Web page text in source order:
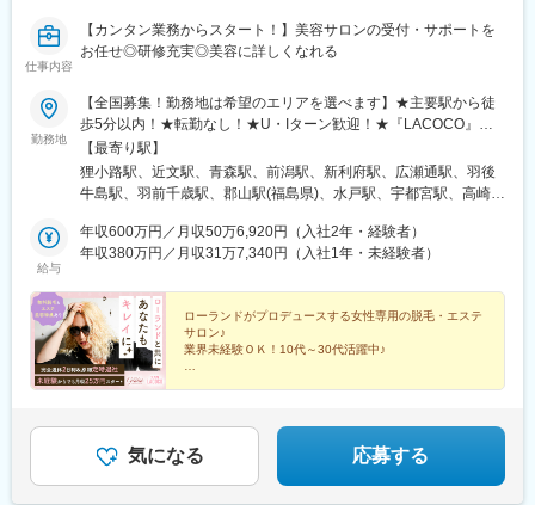
県)、新宿駅、有楽町駅、都電雑司ケ谷駅、立川南駅、新高島駅、
高津駅(神奈川県)、国際会議場前駅、日吉町駅、名古屋駅、天王寺
高速)、西川緑道公園駅、胡町駅、長者ケ平駅、天神南駅、祇園駅
(福岡県)、旦過駅、佐世保駅、都通駅
仕事内容
【カンタン業務からスタート！】美容サロンの受付・サポートを
お任せ◎研修充実◎美容に詳しくなれる
勤務地
【全国募集！勤務地は希望のエリアを選べます】★主要駅から徒
歩5分以内！★転勤なし！★U・Iターン歓迎！★『LACOCO』
『銀座グラティア』で活躍！★自動車通勤可〈エリア〉■北海道・
東北エリア北海道／青森県／岩手県／宮城県／秋田県／山形県／
福島県■関東エリア東京都／神奈川県／千葉県／埼玉県／群馬県／
梨県／岐阜県／静岡県／愛知県■近畿エリア大阪府／京都府／滋賀
県／兵庫県／奈良県■中国・四国エリア島根県／鳥取県／岡山県／
県／長崎県／大分県／熊本県／宮崎県／鹿児島県／沖縄県《全国
で勤務OK》▼店舗の詳細はHPをご確認ください▼https://la-
coco.com/salon/
【最寄り駅】
狸小路駅、近文駅、青森駅、前潟駅、新利府駅、広瀬通駅、羽後
牛島駅、羽前千歳駅、郡山駅(福島県)、水戸駅、宇都宮駅、高崎
ケ谷駅、葭川公園駅、柏駅、君津駅、渋谷駅、新宿三丁目駅、銀
座駅、町田駅、吉祥寺駅、池袋駅、赤羽駅、立川北駅、横浜駅、
野々市駅(ＩＲいしかわ鉄道線)、越前新保駅、国母駅、美濃青柳
駅、西掛川駅、沼津駅、新静岡駅、高塚駅、新富士駅(静岡県)、三
河安城駅、美合駅、八幡駅(愛知県)、豊田市駅、星ケ丘駅(愛知
県)、名鉄名古屋駅、瀬田駅(滋賀県)、京都駅、高槻駅、河内天美
駅、岡田浦駅、大阪阿部野橋駅、大阪難波駅、東梅田駅、千里中
西大寺駅、伯耆大山駅、湖山駅、高浜駅(島根県)、岡山駅前駅、北
長瀬駅、倉敷駅、東津山駅、八丁堀駅(広島県)、福山駅、勝瑞駅、
給与
年収600万円／月収50万6,920円（入社2年・経験者）
年収380万円／月収31万7,340円（入社1年・未経験者）
ローランドがプロデュースする女性専用の脱毛・エステ
サロン♪
業界未経験ＯＫ！10代～30代活躍中♪
気になる 応募する